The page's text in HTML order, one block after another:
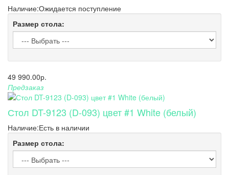
Наличие:Ожидается поступление
Размер стола:
49 990.00р.
Предзаказ
Стол DT-9123 (D-093) цвет #1 White (белый)
Наличие:Есть в наличии
Размер стола: